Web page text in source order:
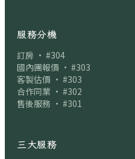
服務分機
訂房 · #304
國內團報價 · #303
客製估價 · #303
合作同業 · #302
售後服務 · #301
三大服務